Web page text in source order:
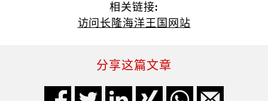
相关链接:
访问长隆海洋王国网站
分享这篇文章